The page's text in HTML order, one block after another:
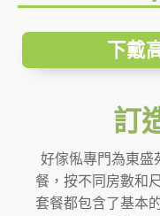
下戴
訂
好傢俬專門為東盛
餐，按不同房數和
套餐都包含了基本